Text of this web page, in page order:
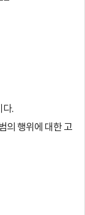
다.
의 행위에 대한 고